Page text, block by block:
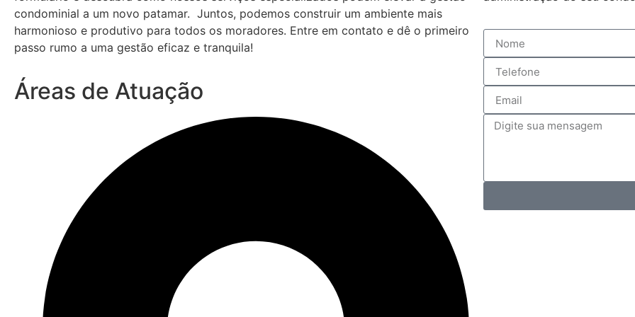
condominial a um novo patamar. Juntos, podemos construir um ambiente mais
harmonioso e produtivo para todos os moradores. Entre em contato e dê o primeiro
passo rumo a uma gestão eficaz e tranquila!
Áreas de Atuação